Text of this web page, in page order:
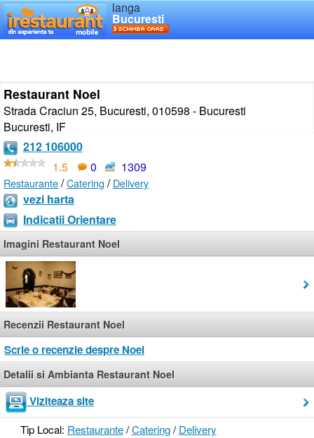
langa
Bucuresti
Restaurant Noel
Strada Craciun 25, Bucuresti, 010598 - Bucuresti
Bucuresti, IF
212 106000
1.5
0 1309
Restaurante/Catering /Delivery
vezi harta
Indicatii Orientare
Imagini Restaurant Noel
Recenzii Restaurant Noel
Scrie o recenzie despre Noel
Detalii si Ambianta Restaurant Noel
Viziteaza site
Tip Local: Restaurante/Catering/Delivery